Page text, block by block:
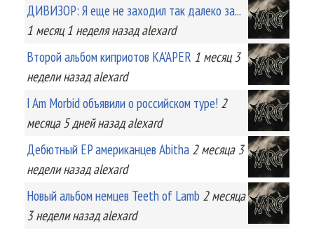
ДИВИЗОР: Я еще не заходил так далеко за...
1 месяц 1 неделяназад alexard
Второй альбом киприотов KA'APER 1 месяц 3
неделиназад alexard
I Am Morbid объявили о российском туре! 2
месяца 5 днейназад alexard
Дебютный EP американцев Abitha 2 месяца 3
неделиназад alexard
Новый альбом немцев Teeth of Lamb 2 месяца
3 неделиназад alexard